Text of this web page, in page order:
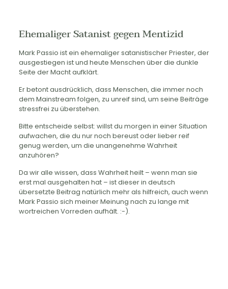
Ehemaliger Satanist gegen Mentizid
Mark Passio ist ein ehemaliger satanistischer Priester, der
ausgestiegen ist und heute Menschen über die dunkle
Seite der Macht aufklärt.
Er betont ausdrücklich, dass Menschen, die immer noch
dem Mainstream folgen, zu unreif sind, um seine Beiträge
stressfrei zu überstehen.
Bitte entscheide selbst: willst du morgen in einer Situation
aufwachen, die du nur noch bereust oder lieber reif
genug werden, um die unangenehme Wahrheit
anzuhören?
Da wir alle wissen, dass Wahrheit heilt – wenn man sie
erst mal ausgehalten hat – ist dieser in deutsch
übersetzte Beitrag natürlich mehr als hilfreich, auch wenn
Mark Passio sich meiner Meinung nach zu lange mit
wortreichen Vorreden aufhält. :-).